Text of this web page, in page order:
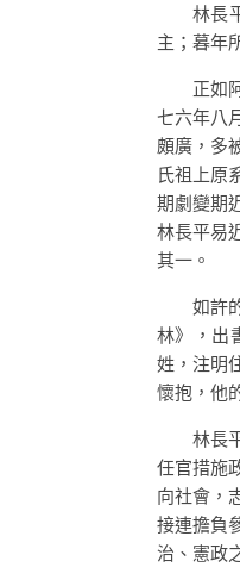
林長
主；暮年
正如
七六年八
頗廣，多
氏祖上原
期劇變期
林長平易
其一。
如許
林》，出
姓，注明
懷抱，他
林長
任官措施
向社會，
接連擔負
治、憲政